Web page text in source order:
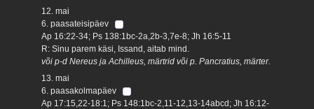
12. mai
6. paasateisipäev
Ap 16:22-34; Ps 138:1bc-2a,2b-3,7e-8; Jh 16:5-11
R: Sinu parem käsi, Issand, aitab mind.
või p-d Nereus ja Achilleus, märtrid või p. Pancratius, märter.
13. mai
6. paasakolmapäev
Ap 17:15,22-18:1; Ps 148:1bc-2,11-12,13-14abcd; Jh 16:12-